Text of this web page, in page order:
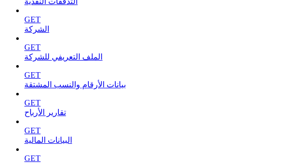
GET
الشركة
GET
الملف التعريفي للشركة
GET
بيانات الأرقام والنسب المشتقة
GET
تقارير الأرباح
GET
البيانات المالية
GET